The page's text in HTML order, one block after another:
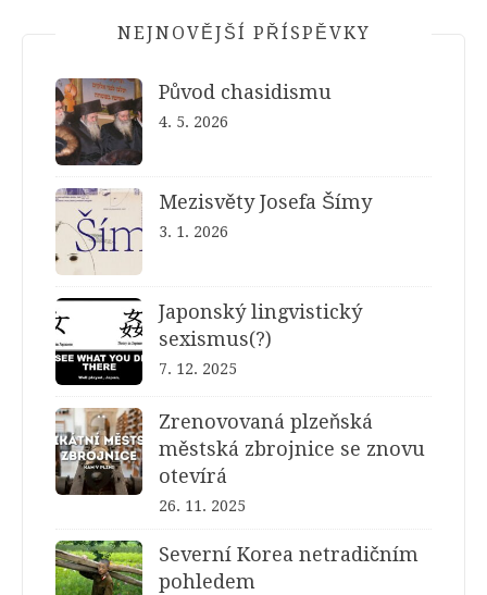
NEJNOVĚJŠÍ PŘÍSPĚVKY
Původ chasidismu
4. 5. 2026
Mezisvěty Josefa Šímy
3. 1. 2026
Japonský lingvistický
sexismus(?)
7. 12. 2025
Zrenovovaná plzeňská
městská zbrojnice se znovu
otevírá
26. 11. 2025
Severní Korea netradičním
pohledem